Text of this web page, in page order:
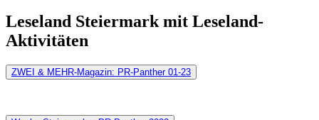
Leseland Steiermark mit Leseland-
Aktivitäten
ZWEI & MEHR-Magazin: PR-Panther 01-23